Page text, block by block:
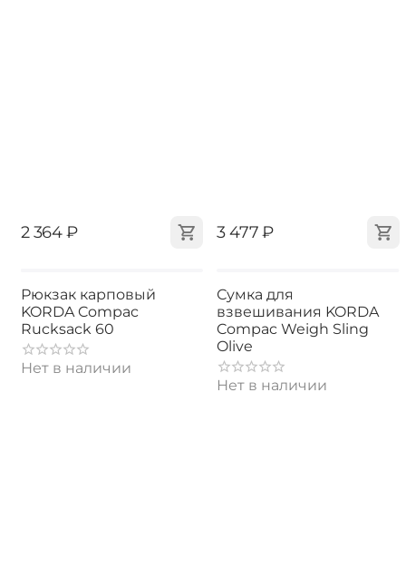
‍2 364‍₽ ‍3 477‍₽
Рюкзак карповый
KORDA Compac
Rucksack 60
Нет в наличии
Сумка для
взвешивания KORDA
Compac Weigh Sling
Olive
Нет в наличии